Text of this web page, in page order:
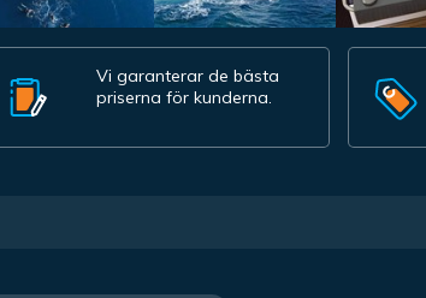
Vi garanterar de bästa
priserna för kunderna.